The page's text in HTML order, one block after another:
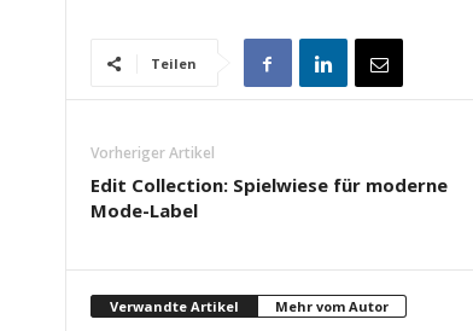
Teilen
Vorheriger Artikel
Edit Collection: Spielwiese für moderne
Mode-Label
Verwandte Artikel Mehr vom Autor